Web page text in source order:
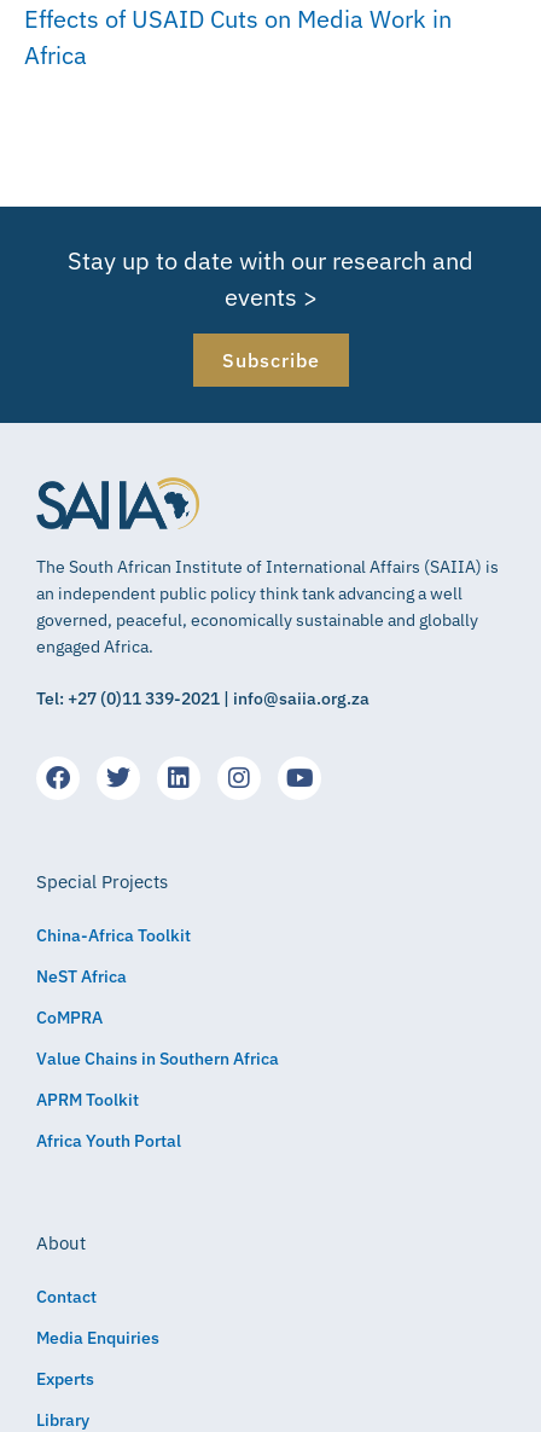
Effects of USAID Cuts on Media Work in
Africa
Stay up to date with our research and
events >
Subscribe
The South African Institute of International Affairs (SAIIA) is
an independent public policy think tank advancing a well
governed, peaceful, economically sustainable and globally
engaged Africa.
Tel: +27 (0)11 339-2021 | info@saiia.org.za
Special Projects
China-Africa Toolkit
NeST Africa
CoMPRA
Value Chains in Southern Africa
APRM Toolkit
Africa Youth Portal
About
Contact
Media Enquiries
Experts
Library